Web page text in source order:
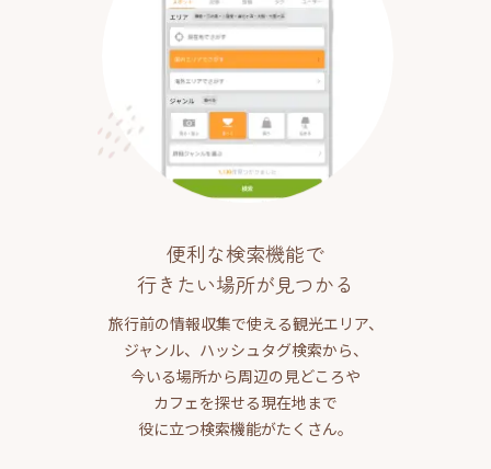
便利な検索機能で
行きたい場所が見つかる
旅行前の情報収集で使える観光エリア、
ジャンル、ハッシュタグ検索から、
今いる場所から周辺の見どころや
カフェを探せる現在地まで
役に立つ検索機能がたくさん。